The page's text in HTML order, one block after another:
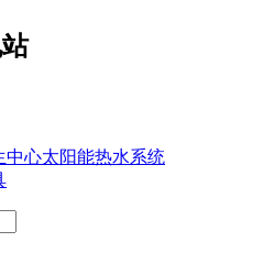
中心太阳能热水系统